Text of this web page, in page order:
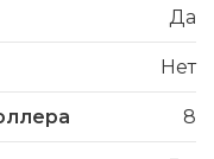
Да
Нет
8